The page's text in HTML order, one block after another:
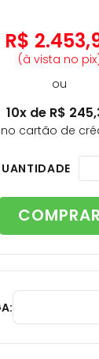
R$ 2.453,
(à vista no
ou
10x de R$ 245,
no cartão de
COMPRAR